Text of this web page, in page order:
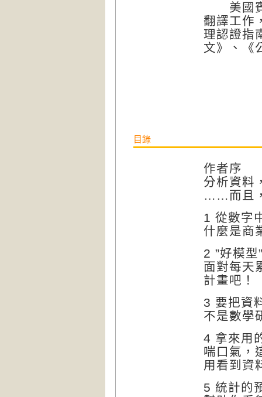
美國賓
翻譯工作
理認證指
文》、《
目錄
作者序
分析資料
……而且
1 從數字
什麼是商
2 ”好模
面對每天
計畫吧！
3 要把資
不是數學
4 拿來用
喘口氣，
用看到
5 統計的